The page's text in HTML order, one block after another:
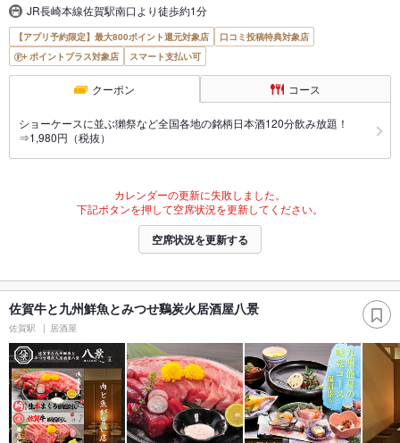
JR長崎本線佐賀駅南口より徒歩約1分
【アプリ予約限定】最大800ポイント還元対象店
口コミ投稿特典対象店
ポイントプラス対象店
スマート支払い可
クーポン コース
ショーケースに並ぶ獺祭など全国各地の銘柄日本酒120分飲み放題！
⇒1,980円（税抜）
カレンダーの更新に失敗しました。
下記ボタンを押して空席状況を更新してください。
空席状況を更新する
佐賀牛と九州鮮魚とみつせ鷄炭火居酒屋八景
佐賀駅 居酒屋